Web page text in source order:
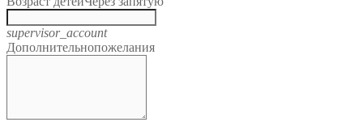
supervisor_account
Дополнительнопожелания